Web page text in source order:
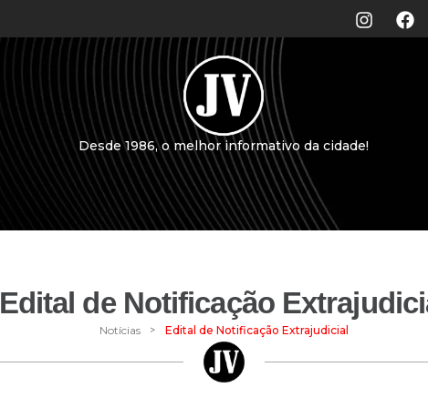
Desde 1986, o melhor informativo da cidade!
Edital de Notificação
Notícias > Edital de Notificação Extrajudicial